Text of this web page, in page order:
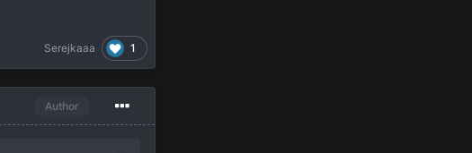
Serejkaaa 1
Author